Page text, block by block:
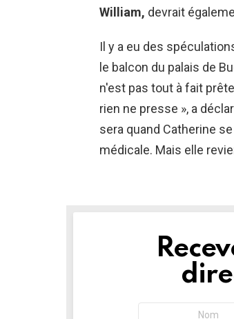
William, devrait
Il y a eu des
le balcon du palais de
n'est pas tout à fait
rien ne presse », a
sera quand Catherine
médicale. Mais elle
NEWSLETTER